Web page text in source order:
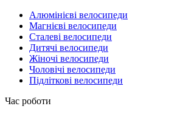
Алюмінієві велосипеди
Магнієві велосипеди
Сталеві велосипеди
Дитячі велосипеди
Жіночі велосипеди
Чоловічі велосипеди
Підліткові велосипеди
Час роботи